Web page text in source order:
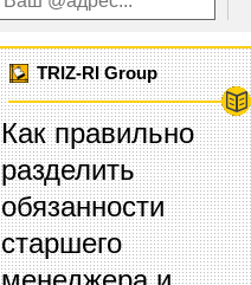
TRIZ-RI Group
Как правильно
разделить
обязанности
старшего